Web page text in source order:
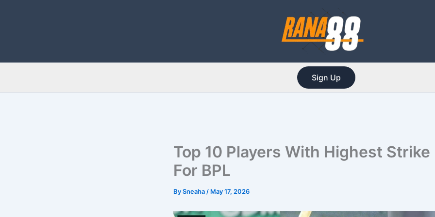
Sign Up
Top 10 Players With Highest Strike
For BPL
BySneaha / May 17, 2026